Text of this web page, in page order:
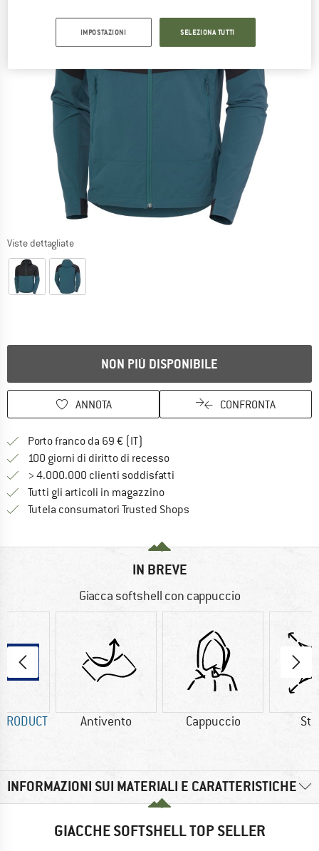
Viste dettagliate
NON PIÙ DISPONIBILE
ANNOTA CONFRONTA
Porto franco da 69 € (IT)
100 giorni di diritto di recessoVai alla politica di recesso qui
> 4.000.000 clienti soddisfatti
Tutti gli articoli in magazzino
Tutela consumatori Trusted Shops
IN BREVE
Giacca softshell con cappuccio
Antivento Cappuccio
INFORMAZIONI SUI MATERIALI E CARATTERISTICHE
GIACCHE SOFTSHELL TOP SELLER
IMPOSTAZIONI SELEZIONA TUTTI